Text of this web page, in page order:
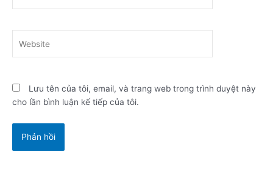
Lưu tên của tôi, email, và trang web trong trình duyệt này
cho lần bình luận kế tiếp của tôi.